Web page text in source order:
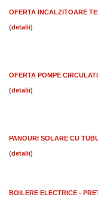
OFERTA INCALZITOARE
( )
OFERTA POMPE
( )
PANOURI SOLARE CU
( )
BOILERE ELECTRICE -